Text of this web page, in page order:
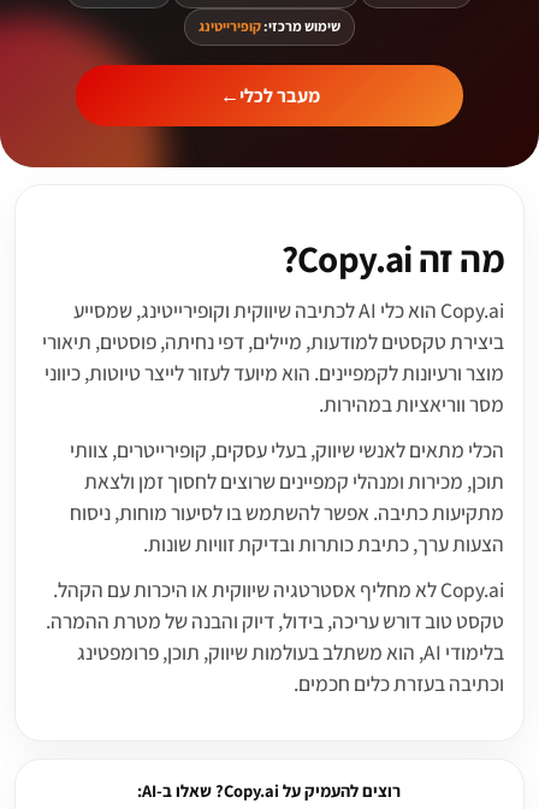
שימוש מרכזי:קופירייטינג
מעבר לכלי←
מה זה Copy.ai?
Copy.ai הוא כלי AI לכתיבה שיווקית וקופירייטינג, שמסייע
ביצירת טקסטים למודעות, מיילים, דפי נחיתה, פוסטים, תיאורי
מוצר ורעיונות לקמפיינים. הוא מיועד לעזור לייצר טיוטות, כיווני
מסר ווריאציות במהירות.
הכלי מתאים לאנשי שיווק, בעלי עסקים, קופירייטרים, צוותי
תוכן, מכירות ומנהלי קמפיינים שרוצים לחסוך זמן ולצאת
מתקיעות כתיבה. אפשר להשתמש בו לסיעור מוחות, ניסוח
הצעות ערך, כתיבת כותרות ובדיקת זוויות שונות.
Copy.ai לא מחליף אסטרטגיה שיווקית או היכרות עם הקהל.
טקסט טוב דורש עריכה, בידול, דיוק והבנה של מטרת ההמרה.
בלימודי AI, הוא משתלב בעולמות שיווק, תוכן, פרומפטינג
וכתיבה בעזרת כלים חכמים.
רוצים להעמיק על Copy.ai? שאלו ב-AI: